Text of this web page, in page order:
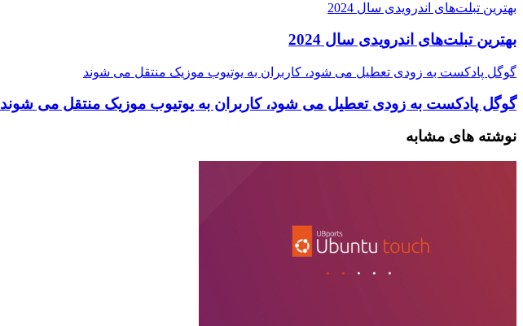
بهترین تبلت‌های اندرویدی سال 2024
بهترین تبلت‌های اندرویدی سال 2024
گوگل پادکست به زودی تعطیل می شود، کاربران به یوتیوب موزیک منتقل می شوند
گوگل پادکست به زودی تعطیل می شود، کاربران به یوتیوب موزیک منتقل می شوند
نوشته های مشابه